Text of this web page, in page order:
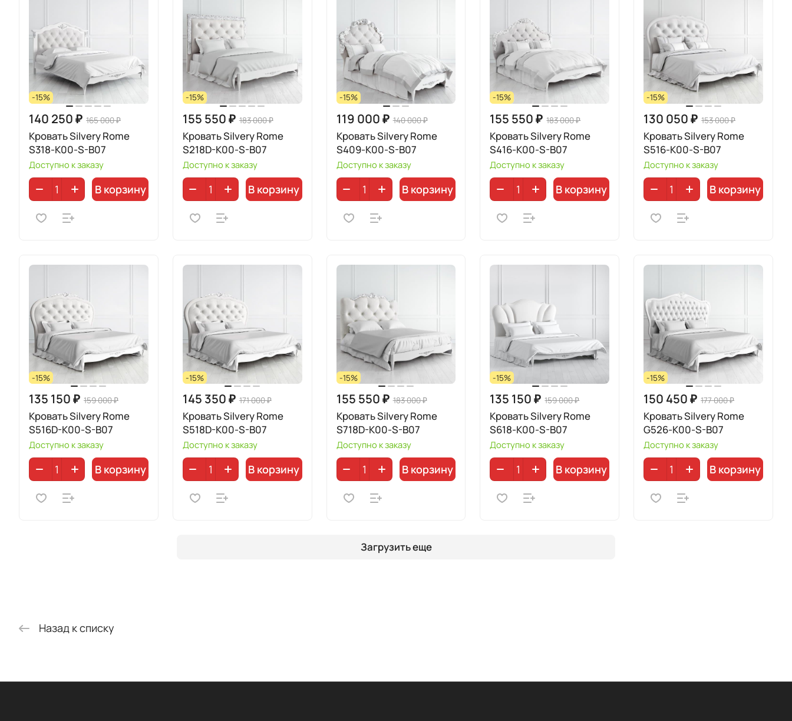
-15%
140 250 ₽ 165 000 ₽
Кровать Silvery Rome
S318-K00-S-B07
Доступно к заказу
В корзину
-15%
155 550 ₽ 183 000 ₽
Кровать Silvery Rome
S218D-K00-S-B07
Доступно к заказу
В корзину
-15%
119 000 ₽ 140 000 ₽
Кровать Silvery Rome
S409-K00-S-B07
Доступно к заказу
В корзину
-15%
155 550 ₽ 183 000 ₽
Кровать Silvery Rome
S416-K00-S-B07
Доступно к заказу
В корзину
-15%
130 050 ₽ 153 000 ₽
Кровать Silvery Rome
S516-K00-S-B07
Доступно к заказу
В корзину
-15%
135 150 ₽ 159 000 ₽
Кровать Silvery Rome
S516D-K00-S-B07
Доступно к заказу
В корзину
-15%
145 350 ₽ 171 000 ₽
Кровать Silvery Rome
S518D-K00-S-B07
Доступно к заказу
В корзину
-15%
155 550 ₽ 183 000 ₽
Кровать Silvery Rome
S718D-K00-S-B07
Доступно к заказу
В корзину
-15%
135 150 ₽ 159 000 ₽
Кровать Silvery Rome
S618-K00-S-B07
Доступно к заказу
В корзину
-15%
150 450 ₽ 177 000 ₽
Кровать Silvery Rome
G526-K00-S-B07
Доступно к заказу
В корзину
Загрузить еще
Назад к списку